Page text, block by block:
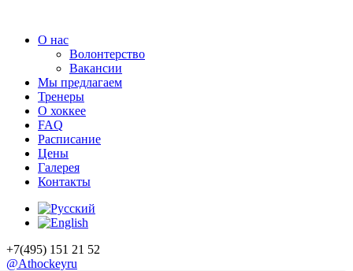
О нас
Волонтерство
Вакансии
Мы предлагаем
Тренеры
О хоккее
FAQ
Расписание
Цены
Галерея
Контакты
+7(495) 151 21 52
@Athockeyru